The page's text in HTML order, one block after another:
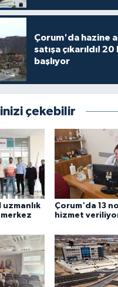
Çorum'da hazine
satışa çıkarıldı!
başlıyor
çekebilir
uzmanlık
Çorum'da 13
hizmet